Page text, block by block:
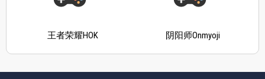
王者荣耀HOK 阴阳师Onmyoji